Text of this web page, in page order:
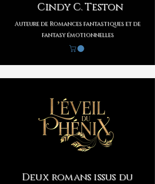
Cindy C. Teston
Auteure de Romances fantastiques et de
fantasy émotionnelles
Deux romans issus du